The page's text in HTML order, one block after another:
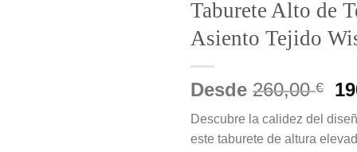
Taburete Alto de
Asiento Tejido
Desde 260,00€
El
Descubre la calidez del
este taburete de altura